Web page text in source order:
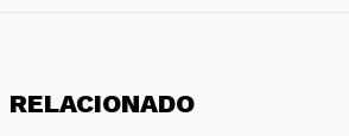
RELACIONADO